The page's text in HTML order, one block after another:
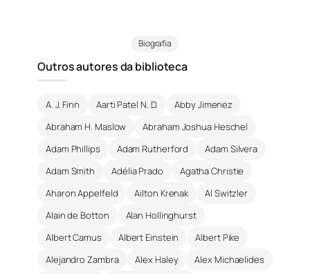
Biografia
Outros autores da biblioteca
A. J. Finn Aarti Patel N. D.
Abby Jimenez
Abraham H. Maslow
Abraham Joshua Heschel
Adam Phillips
Adam Rutherford
Adam Silvera
Adam Smith
Adélia Prado
Agatha Christie
Aharon Appelfeld
Ailton Krenak
Al Switzler
Alain de Botton
Alan Hollinghurst
Albert Camus
Albert Einstein
Albert Pike
Alejandro Zambra
Alex Haley Alex Michaelides